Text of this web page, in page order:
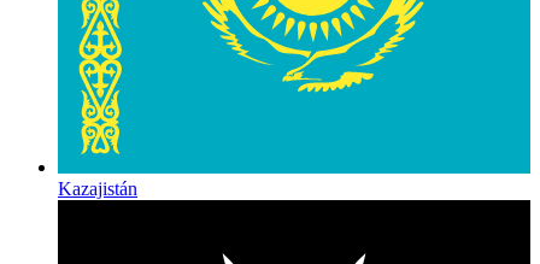
Kazajistán